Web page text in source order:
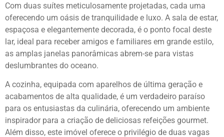
Com duas suítes meticulosamente projetadas, cada uma
oferecendo um oásis de tranquilidade e luxo. A sala de estar,
espaçosa e elegantemente decorada, é o ponto focal deste
lar, ideal para receber amigos e familiares em grande estilo,
as amplas janelas panorâmicas abrem-se para vistas
deslumbrantes do oceano.
A cozinha, equipada com aparelhos de última geração e
acabamentos de alta qualidade, é um verdadeiro paraíso
para os entusiastas da culinária, oferecendo um ambiente
inspirador para a criação de deliciosas refeições gourmet.
Além disso, este imóvel oferece o privilégio de duas vagas